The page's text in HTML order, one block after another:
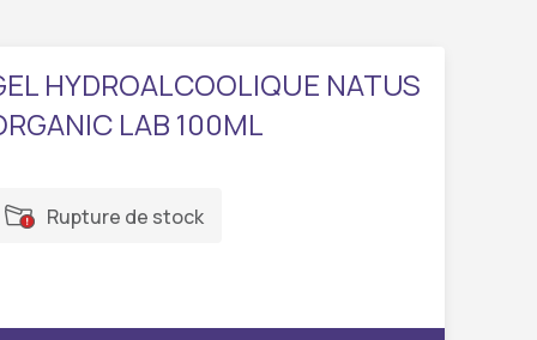
HYDROALCOOLIQUE NATUS
LAB 100ML
Rupture de stock